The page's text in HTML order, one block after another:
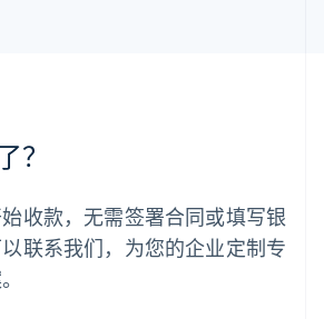
？
收款，无需签署合同或填写银
联系我们，为您的企业定制专